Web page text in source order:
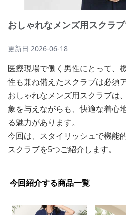
おしゃれなメンズ用スクラ
更新日 2026-06-18
医療現場で働く男性にとって、
性も兼ね備えたスクラブは必須
おしゃれなメンズ用スクラブは
象を与えながらも、快適な着心
る魅力があります。
今回は、スタイリッシュで機能
スクラブを5つご紹介します。
今回紹介する商品一覧